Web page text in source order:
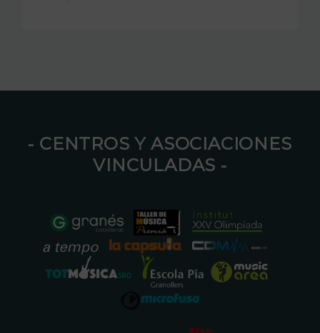
⁃ CENTROS Y ASOCIACIONES
VINCULADAS ⁃